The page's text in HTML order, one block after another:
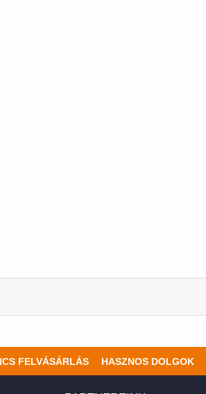
FELVÁSÁRLÁS HASZNOS DOLGOK